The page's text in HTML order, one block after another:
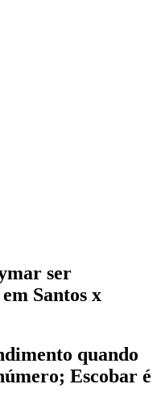
ser
Santos x
quando
Escobar é